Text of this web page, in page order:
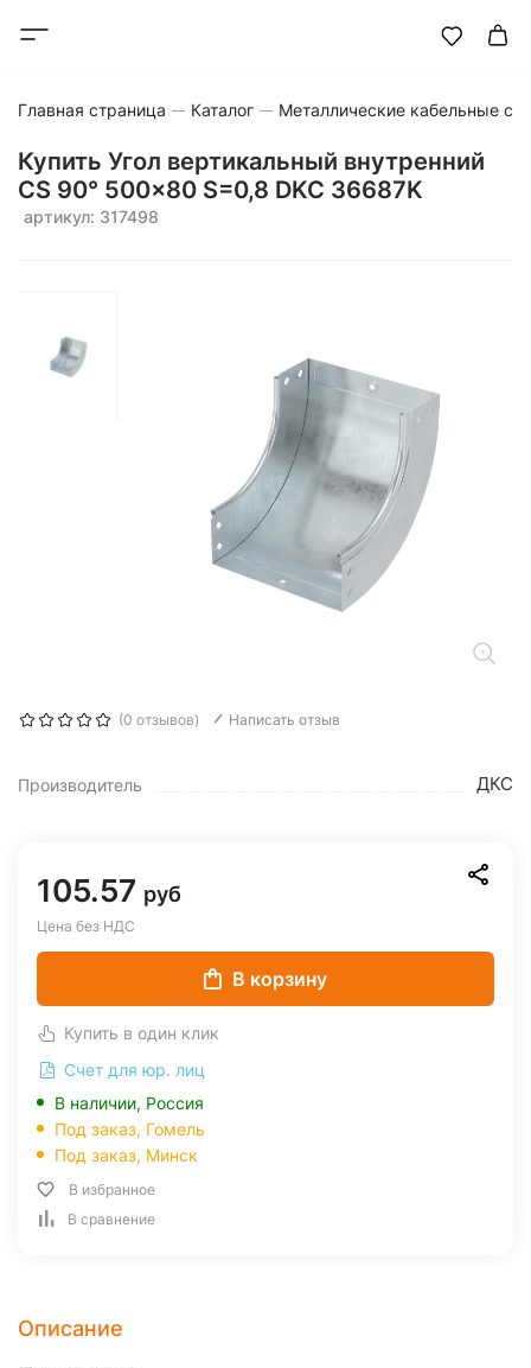
Главная страница Каталог Металлические кабельные
Купить Угол вертикальный внутренний
CS 90° 500x80 S=0,8 DKC 36687K
артикул: 317498
(0 отзывов) Написать отзыв
Производитель ДКС
105.57 руб
Цена без НДС
В корзину
Купить в один клик
Счет для юр. лиц
В наличии, Россия
Под заказ, Гомель
Под заказ, Минск
В избранное
В сравнение
Описание